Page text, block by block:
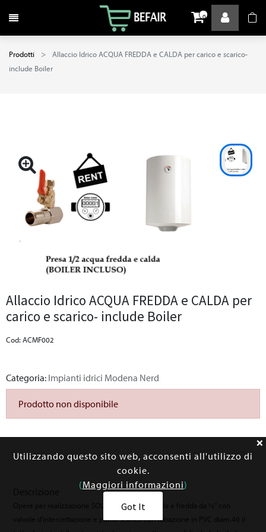
Attiva / disattiva la navigazione 0
Prodotti
Allaccio Idrico ACQUA FREDDA e CALDA per carico e scarico-
include Boiler
Allaccio Idrico ACQUA FREDDA e CALDA per
carico e scarico- include Boiler
Cod: ACMF002
Categoria: Impianti idrici Modena Nerd
Prodotto non disponibile
Opere per realizzazione SOLO punto acqua calda e fredda da ½” con
valvole d’intercettazione e punto scarico con tubazione in PVC diam.40 il
Utilizzando questo sito web, acconsenti all'utilizzo di
cookie.
(Maggiori informazioni)
Got It